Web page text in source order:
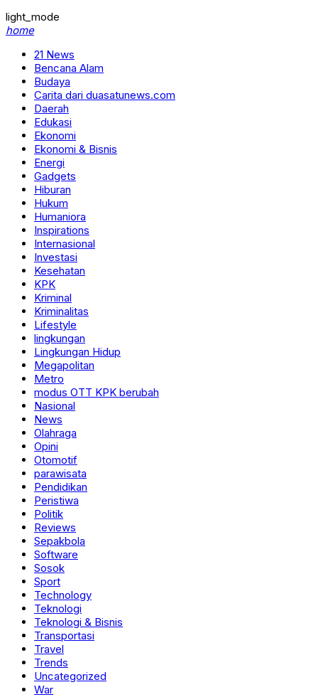
light_mode
home
21 News
Bencana Alam
Budaya
Carita dari duasatunews.com
Daerah
Edukasi
Ekonomi
Ekonomi & Bisnis
Energi
Gadgets
Hiburan
Hukum
Humaniora
Inspirations
Internasional
Investasi
Kesehatan
KPK
Kriminal
Kriminalitas
Lifestyle
lingkungan
Lingkungan Hidup
Megapolitan
Metro
modus OTT KPK berubah
Nasional
News
Olahraga
Opini
Otomotif
parawisata
Pendidikan
Peristiwa
Politik
Reviews
Sepakbola
Software
Sosok
Sport
Technology
Teknologi
Teknologi & Bisnis
Transportasi
Travel
Trends
Uncategorized
War